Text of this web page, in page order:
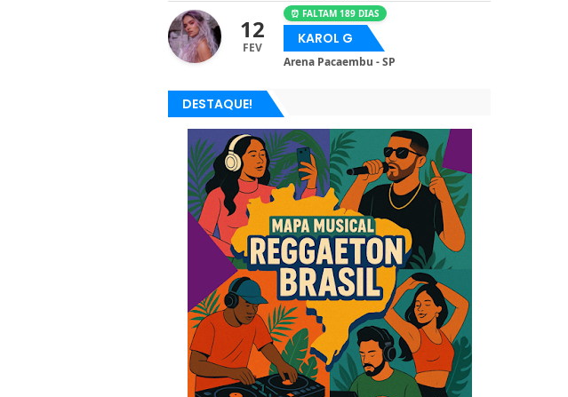
12
FEV
⏰ FALTAM 189 DIAS
KAROL G
Arena Pacaembu - SP
DESTAQUE!